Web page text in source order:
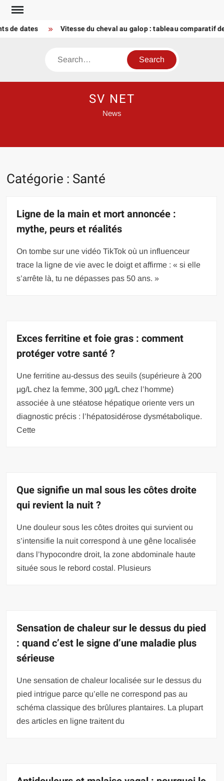
Skip
content
dates Vitesse du cheval au galop : tableau comparatif des
Search
SV NET
News
Catégorie : Santé
Ligne de la main et mort annoncée :
mythe, peurs et réalités
On tombe sur une vidéo TikTok où un influenceur
trace la ligne de vie avec le doigt et affirme : « si elle
s’arrête là, tu ne dépasses pas 50 ans. »
Exces ferritine et foie gras : comment
protéger votre santé ?
Une ferritine au-dessus des seuils (supérieure à 200
µg/L chez la femme, 300 µg/L chez l’homme)
associée à une stéatose hépatique oriente vers un
diagnostic précis : l’hépatosidérose dysmétabolique.
Cette
Que signifie un mal sous les côtes droite
qui revient la nuit ?
Une douleur sous les côtes droites qui survient ou
s’intensifie la nuit correspond à une gêne localisée
dans l’hypocondre droit, la zone abdominale haute
située sous le rebord costal. Plusieurs
Sensation de chaleur sur le dessus du pied
: quand c’est le signe d’une maladie plus
sérieuse
Une sensation de chaleur localisée sur le dessus du
pied intrigue parce qu’elle ne correspond pas au
schéma classique des brûlures plantaires. La plupart
des articles en ligne traitent du